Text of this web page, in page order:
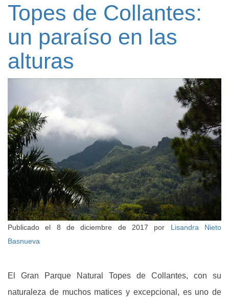
Topes de Collantes:
un paraíso en las
alturas
Publicado el 8 de diciembre de 2017 por
Lisandra Nieto
Basnueva
El Gran Parque Natural Topes de Collantes, con su
naturaleza de muchos matices y excepcional, es uno de